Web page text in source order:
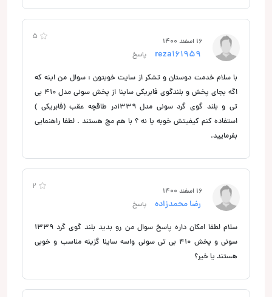
5 16 اسفند 1400
پاسخ
با سلام خدمت دوستان و تشکر از سایت خوبتون : سوال من اینه که
اگه بجای پخش و بلندگوی فابریکی ساینا از پخش سونی مدل 410 بی
تی و بلند گوی گرد سونی مدل 1339در طاقچه عقب (فابریکی )
استفاده کنم کیفیتش خوبه یا نه ؟ با هم مچ هستند . لطفا راهنمایی
بفرمایید.
2 16 اسفند 1400
رضا محمدزاده پاسخ
سلام لطفا امکان داره پاسخ سوال من رو بدید بلند گوی گرد 1339
سونی و پخش 410 بی تی سونی واسه ساینا گزینه مناسب و خوبی
هستند یا خیر؟